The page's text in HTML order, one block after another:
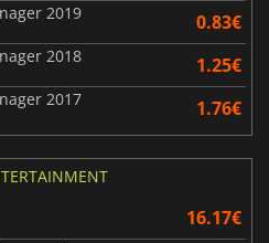
2019 0.83€
2018 1.25€
2017 1.76€
16.17€